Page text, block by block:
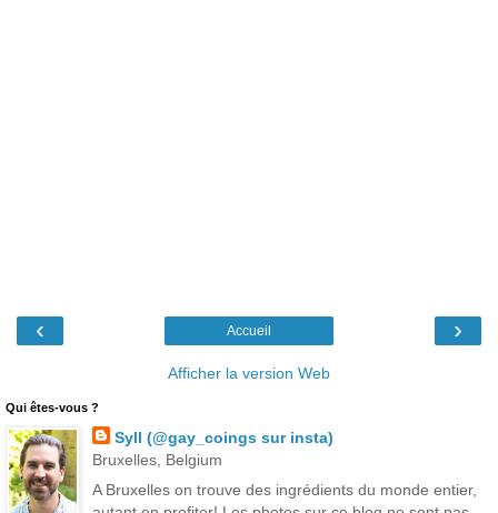
‹ ›
Accueil
Afficher la version Web
Qui êtes-vous ?
Syll (@gay_coings sur insta)
Bruxelles, Belgium
A Bruxelles on trouve des ingrédients du monde entier,